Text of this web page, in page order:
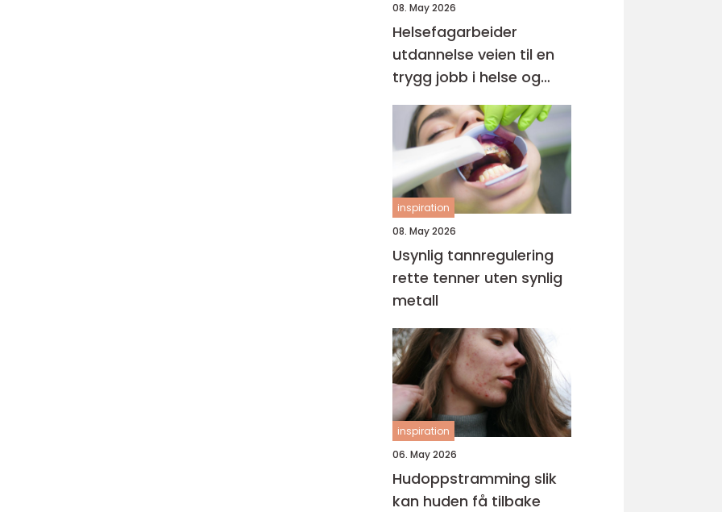
08. May 2026
Helsefagarbeider
utdannelse veien til en
trygg jobb i helse og
omsorg
inspiration
08. May 2026
Usynlig tannregulering
rette tenner uten synlig
metall
inspiration
06. May 2026
Hudoppstramming slik
kan huden få tilbake